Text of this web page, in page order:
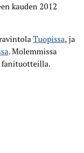
kauden 2012
Tuopissa, ja
. Molemmissa
fanituotteilla.